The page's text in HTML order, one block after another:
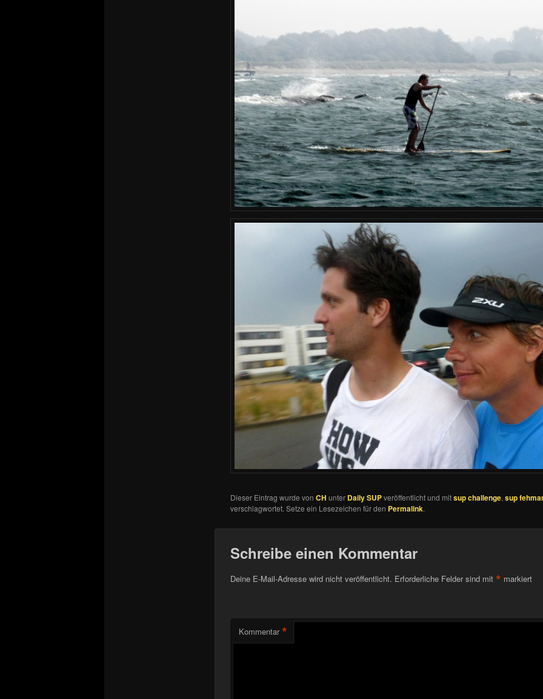
Dieser Eintrag wurde von CH unter Daily SUPveröffentlicht und mitsup challenge, sup
verschlagwortet. Setze ein Lesezeichen für den Permalink.
Schreibe einen Kommentar
Deine E-Mail-Adresse wird nicht veröffentlicht. Erforderliche Felder sind mit * markiert
Kommentar *